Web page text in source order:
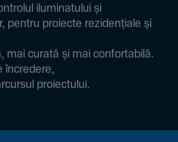
ilumi­na­tului și
pentru proiecte rezi­den­țiale și
mai curată și mai confor­ta­bilă.
încre­dere,
proiec­tului.